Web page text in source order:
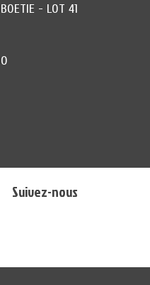
- LOT 41
Suivez-nous